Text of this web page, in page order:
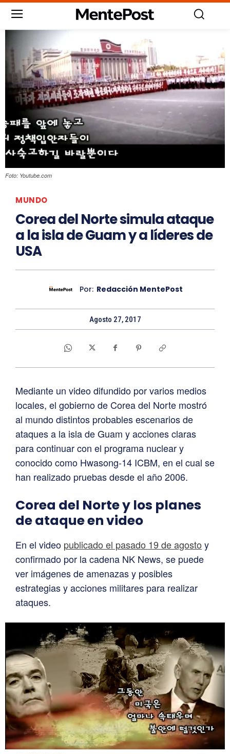
Foto: Youtube.com
MUNDO
Corea del Norte simula ataque
a la isla de Guam y a líderes de
USA
Por: Redacción MentePost
Agosto 27, 2017
Mediante un video difundido por varios medios
locales, el gobierno de Corea del Norte mostró
al mundo distintos probables escenarios de
ataques a la isla de Guam y acciones claras
para continuar con el programa nuclear y
conocido como Hwasong-14 ICBM, en el cual se
han realizado pruebas desde el año 2006.
Corea del Norte y los planes
de ataque en video
En el video publicado el pasado 19 de agosto y
confirmado por la cadena NK News, se puede
ver imágenes de amenazas y posibles
estrategias y acciones militares para realizar
ataques.